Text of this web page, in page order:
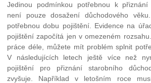
Jedinou podmínkou potřebnou k přiznání
není pouze dosažení důchodového
potřebnou dobu pojištění. Evidence na
pojištění započítá jen v omezeném
práce déle, můžete mít problém splnit
V následujících letech ještě více než
pojištění pro přiznání starobního
zvyšuje. Například v letošním roce